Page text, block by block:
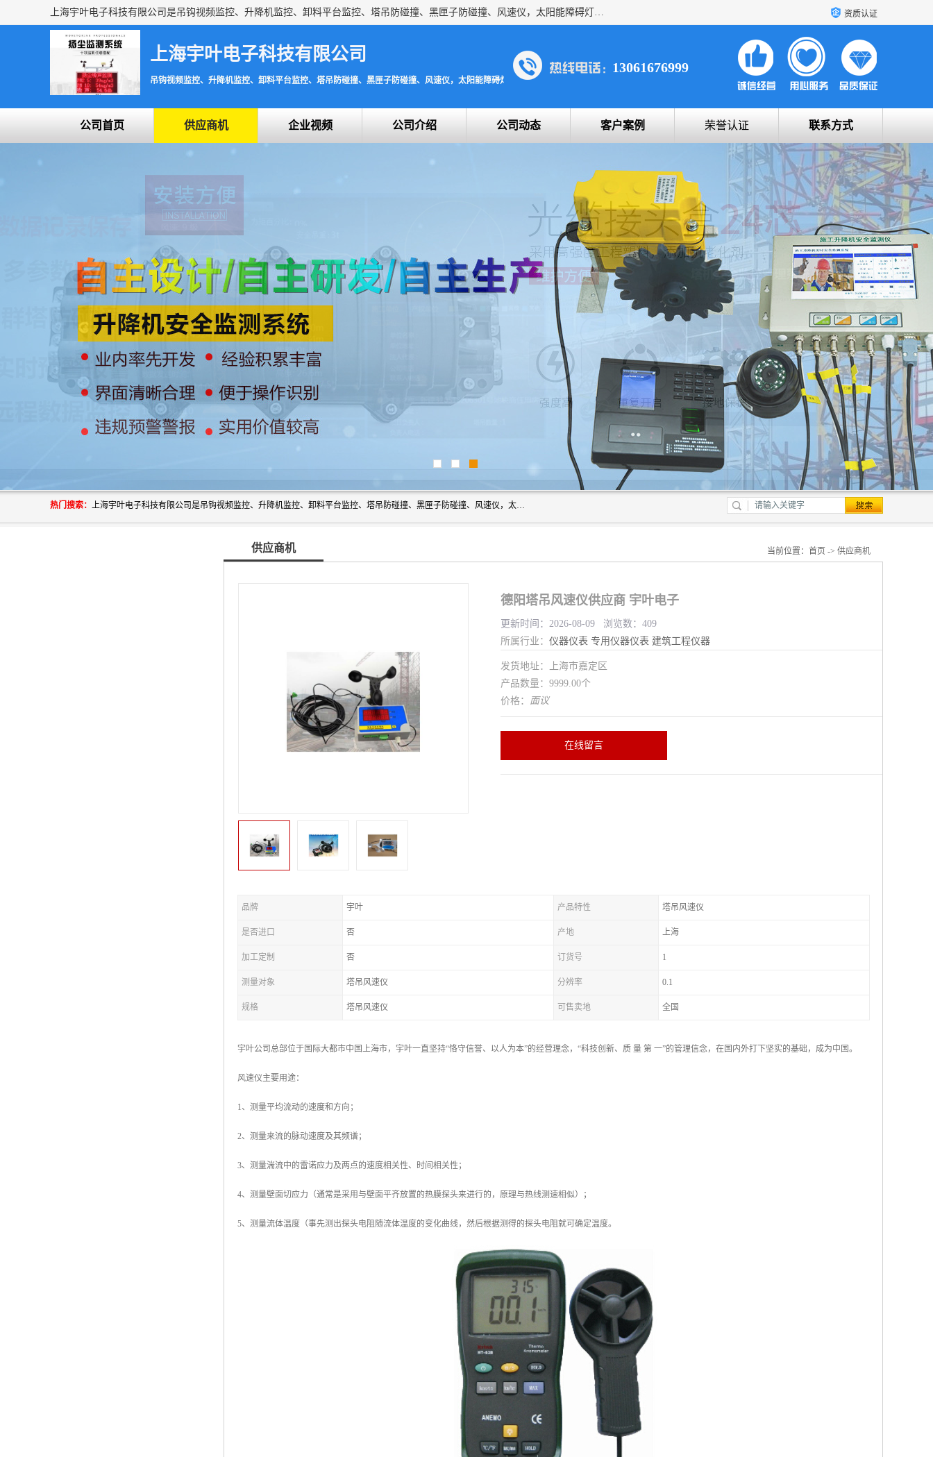
上海宇叶电子科技有限公司是吊钩视频监控、升降机监控、卸料平台监控、塔吊防碰撞、黑匣子防碰撞、风速仪，太阳能障碍灯安全提示灯等一系列升降机的常用配件产品专业研发生产加工的公司，拥有完整、科学的质量管理体系。 资质认证
上海宇叶电子科技有限公司
吊钩视频监控、升降机监控、卸料平台监控、塔吊防碰撞、黑匣子防碰撞、风速仪，太阳能障碍灯安全提示灯
13061676999
公司首页 供应商机 企业视频 公司介绍 公司动态 客户案例 荣誉认证 联系方式
热门搜索： 上海宇叶电子科技有限公司是吊钩视频监控、升降机监控、卸料平台监控、塔吊防碰撞、黑匣子防碰撞、风速仪，太阳能障碍灯安全提示灯等一系列升降机的常用配件产品专业研发生产加工的公司，拥有完整、科学的质量管理体系。
供应商机 当前位置： 首页 -> 供应商机
德阳塔吊风速仪供应商 宇叶电子
更新时间：2026-08-09 浏览数：409
所属行业： 仪器仪表 专用仪器仪表 建筑工程仪器
发货地址：上海市嘉定区
产品数量：9999.00个
价格： 面议
在线留言
品牌 宇叶 产品特性 塔吊风速仪
是否进口 否 产地 上海
加工定制 否 订货号 1
测量对象 塔吊风速仪 分辨率 0.1
规格 塔吊风速仪 可售卖地 全国
宇叶公司总部位于国际大都市中国上海市，宇叶一直坚持“恪守信誉、以人为本”的经营理念，“科技创新、质 量 第 一”的管理信念，在国内外打下坚实的基础，成为中国。
风速仪主要用途：
1、测量平均流动的速度和方向；
2、测量来流的脉动速度及其频谱；
3、测量湍流中的雷诺应力及两点的速度相关性、时间相关性；
4、测量壁面切应力（通常是采用与壁面平齐放置的热膜探头来进行的，原理与热线测速相似）；
5、测量流体温度（事先测出探头电阻随流体温度的变化曲线，然后根据测得的探头电阻就可确定温度。